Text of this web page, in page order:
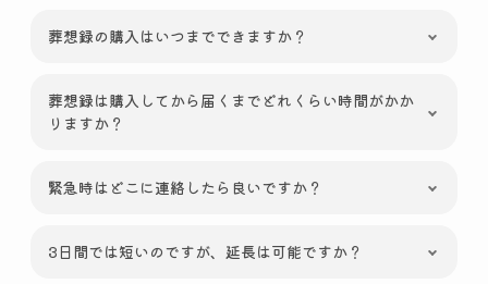
葬想録の購入はいつまでできますか？
葬想録は購入してから届くまでどれくらい時間がかか
りますか？
緊急時はどこに連絡したら良いですか？
3日間では短いのですが、延長は可能ですか？